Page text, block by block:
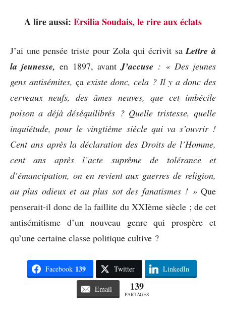
A lire aussi: Ersilia Soudais, le rire aux éclats
J’ai une pensée triste pour Zola qui écrivit saLettre à
la jeunesse, en 1897, avantJ’accuse : « Des jeunes
gens antisémites, ça existe donc, cela ? Il y a donc des
cerveaux neufs, des âmes neuves, que cet imbécile
poison a déjà déséquilibrés ? Quelle tristesse, quelle
inquiétude, pour le vingtième siècle qui va s’ouvrir !
Cent ans après la déclaration des Droits de l’Homme,
cent ans après l’acte suprême de tolérance et
d’émancipation, on en revient aux guerres de religion,
au plus odieux et au plus sot des fanatismes ! »Que
penserait-il donc de la faillite du XXIème siècle ; de cet
antisémitisme d’un nouveau genre qui prospère et
qu’une certaine classe politique cultive ?
Facebook 139 Twitter LinkedIn
Email 139
PARTAGES